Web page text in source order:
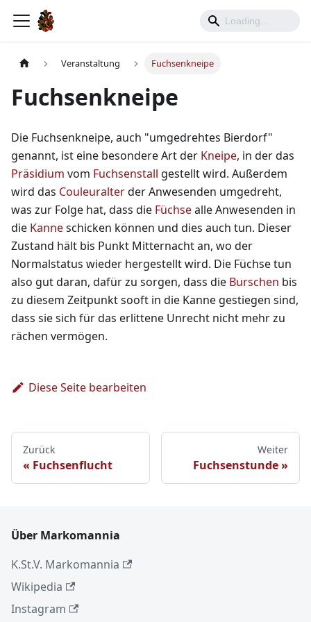
Veranstaltung Fuchsenkneipe
Fuchsenkneipe
Die Fuchsenkneipe, auch "umgedrehtes Bierdorf"
genannt, ist eine besondere Art der Kneipe, in der das
Präsidium vom Fuchsenstall gestellt wird. Außerdem
wird das Couleuralterder Anwesenden umgedreht,
was zur Folge hat, dass die Füchsealle Anwesenden in
die Kanneschicken können und dies auch tun. Dieser
Zustand hält bis Punkt Mitternacht an, wo der
Normalstatus wieder hergestellt wird. Die Füchse tun
also gut daran, dafür zu sorgen, dass die Burschen bis
zu diesem Zeitpunkt sooft in die Kanne gestiegen sind,
dass sie sich für das erlittene Unrecht nicht mehr zu
rächen vermögen.
Diese Seite bearbeiten
Zurück
Fuchsenflucht
Weiter
Fuchsenstunde
Über Markomannia
K.St.V. Markomannia
Wikipedia
Instagram